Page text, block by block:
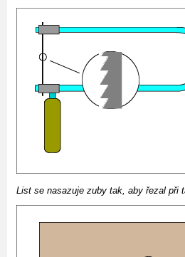
List se nasazuje zuby tak, aby řezal při